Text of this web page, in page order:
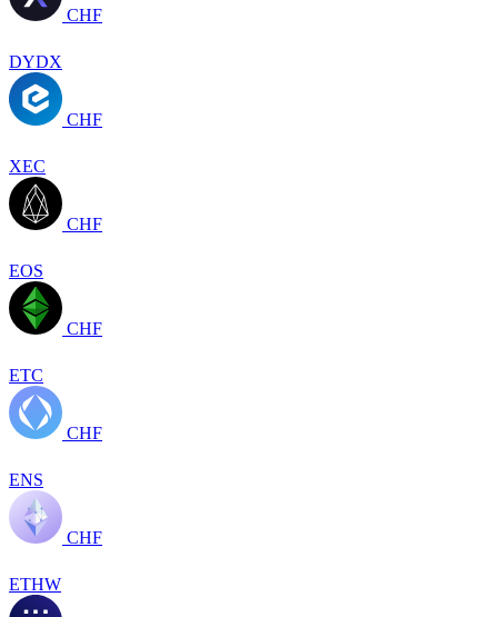
CHF
DYDX
CHF
XEC
CHF
EOS
CHF
ETC
CHF
ENS
CHF
ETHW